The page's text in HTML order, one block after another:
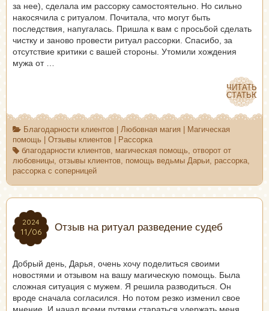
за нее), сделала им рассорку самостоятельно. Но сильно
накосячила с ритуалом. Почитала, что могут быть
последствия, напугалась. Пришла к вам с просьбой сделать
чистку и заново провести ритуал рассорки. Спасибо, за
отсутствие критики с вашей стороны. Утомили хождения
мужа от …
ЧИТАТЬ
СТАТЬЮ
ЧИТАТЬ
СТАТЬЮ
Благодарности клиентов| Любовная магия
Магическая
помощь
Отзывы клиентов
Рассорка
благодарности клиентов, магическая помощь
отворот от
любовницы отзывы клиентов помощь ведьмы Дарьи рассорка
рассорка с соперницей
2024
11/06
2024
11/06 Отзыв на ритуал разведение судеб
Добрый день, Дарья, очень хочу поделиться своими
новостями и отзывом на вашу магическую помощь. Была
сложная ситуация с мужем. Я решила разводиться. Он
вроде сначала согласился. Но потом резко изменил свое
мнение. И начал всеми путями стараться удержать меня.